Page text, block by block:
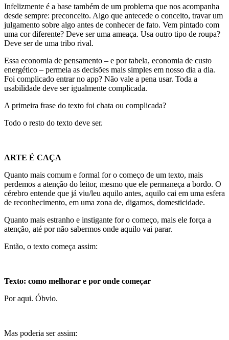
Infelizmente é a base também de um problema que nos acompanha
desde sempre: preconceito. Algo que antecede o conceito, travar um
julgamento sobre algo antes de conhecer de fato. Vem pintado com
uma cor diferente? Deve ser uma ameaça. Usa outro tipo de roupa?
Deve ser de uma tribo rival.
Essa economia de pensamento – e por tabela, economia de custo
energético – permeia as decisões mais simples em nosso dia a dia.
Foi complicado entrar no app? Não vale a pena usar. Toda a
usabilidade deve ser igualmente complicada.
A primeira frase do texto foi chata ou complicada?
Todo o resto do texto deve ser.
ARTE É CAÇA
Quanto mais comum e formal for o começo de um texto, mais
perdemos a atenção do leitor, mesmo que ele permaneça a bordo. O
cérebro entende que já viu/leu aquilo antes, aquilo cai em uma esfera
de reconhecimento, em uma zona de, digamos, domesticidade.
Quanto mais estranho e instigante for o começo, mais ele força a
atenção, até por não sabermos onde aquilo vai parar.
Então, o texto começa assim:
Texto: como melhorar e por onde começar
Por aqui. Óbvio.
Mas poderia ser assim: